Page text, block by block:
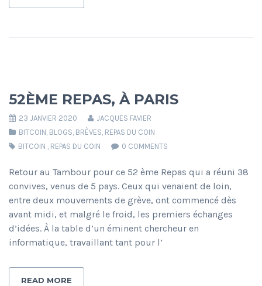
52ÈME REPAS, À PARIS
23 JANVIER 2020
JACQUES FAVIER
BITCOIN, BLOGS, BRÈVES, REPAS DU COIN
BITCOIN , REPAS DU COIN 0 COMMENTS
Retour au Tambour pour ce 52 ème Repas qui a réuni 38
convives, venus de 5 pays. Ceux qui venaient de loin,
entre deux mouvements de grève, ont commencé dès
avant midi, et malgré le froid, les premiers échanges
d’idées. À la table d’un éminent chercheur en
informatique, travaillant tant pour l’
READ MORE